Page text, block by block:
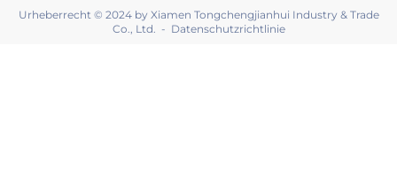
Urheberrecht © 2024 by Xiamen Tongchengjianhui Industry & Trade
Co., Ltd. - Datenschutzrichtlinie